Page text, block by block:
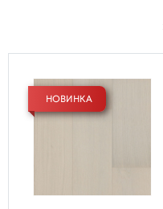
НОВИНКА